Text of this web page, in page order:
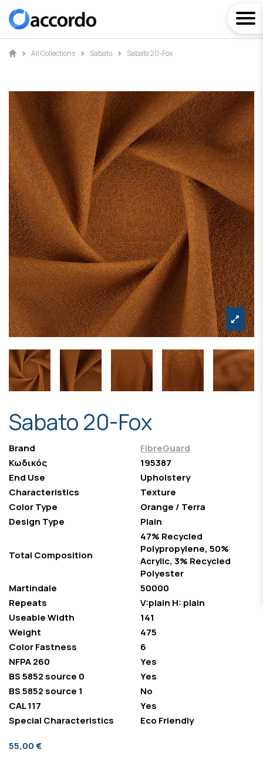
All Collections Sabato Sabato 20-Fox
Sabato 20-Fox
Brand
FibreGuard
Κωδικός
195387
End Use
Upholstery
Characteristics
Texture
Color Type
Orange / Terra
Design Type
Plain
Total Composition
47% Recycled
Polypropylene, 50%
Acrylic, 3% Recycled
Polyester
Martindale
50000
Repeats
V:plain H: plain
Useable Width
141
Weight
475
Color Fastness
6
NFPA 260
Yes
BS 5852 source 0
Yes
BS 5852 source 1
No
CAL 117
Yes
Special Characteristics
Eco Friendly
55,00 €